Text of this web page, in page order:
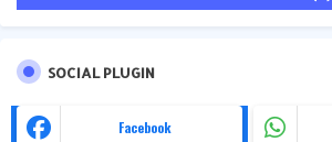
SOCIAL PLUGIN
Facebook